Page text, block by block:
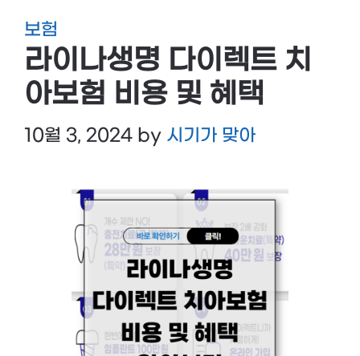
보험
라이나생명 다이렉트 치
아보험 비용 및 혜택
10월 3, 2024 by 시기가 맞아